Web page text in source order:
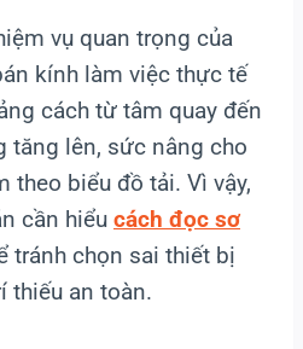
vụ quan trọng của
kính làm việc thực tế
cách từ tâm quay đến
tăng lên, sức nâng cho
theo biểu đồ tải. Vì vậy,
cần hiểu cách đọc sơ
tránh chọn sai thiết bị
thiếu an toàn.